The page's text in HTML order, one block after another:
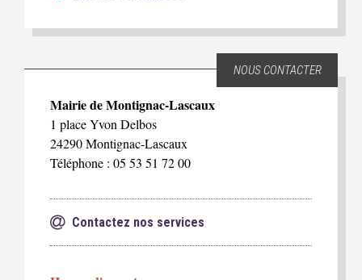
NOUS CONTACTER
Mairie de Montignac-Lascaux
1 place Yvon Delbos
24290 Montignac-Lascaux
Téléphone : 05 53 51 72 00
Contactez nos services